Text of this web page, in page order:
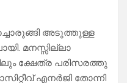
അടുത്തുള്ള
മനസ്സില്ലാ
ക്ഷേത്ര പരിസരത്തു
എനർജി തോന്നി